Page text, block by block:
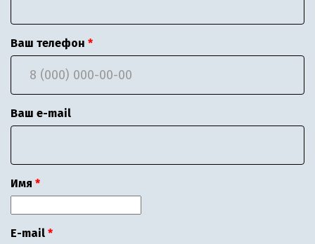
Ваш телефон
Ваш e-mail
Имя
E-mail